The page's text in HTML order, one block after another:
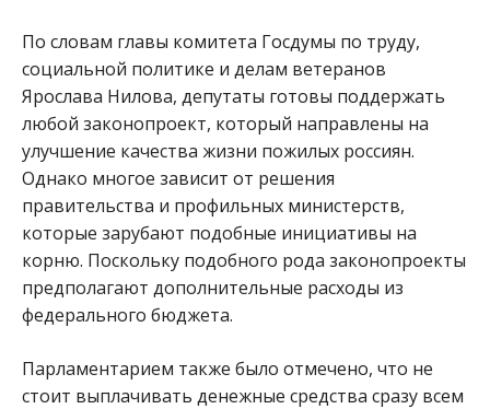
По словам главы комитета Госдумы по труду,
социальной политике и делам ветеранов
Ярослава Нилова, депутаты готовы поддержать
любой законопроект, который направлены на
улучшение качества жизни пожилых россиян.
Однако многое зависит от решения
правительства и профильных министерств,
которые зарубают подобные инициативы на
корню. Поскольку подобного рода законопроекты
предполагают дополнительные расходы из
федерального бюджета.
Парламентарием также было отмечено, что не
стоит выплачивать денежные средства сразу всем